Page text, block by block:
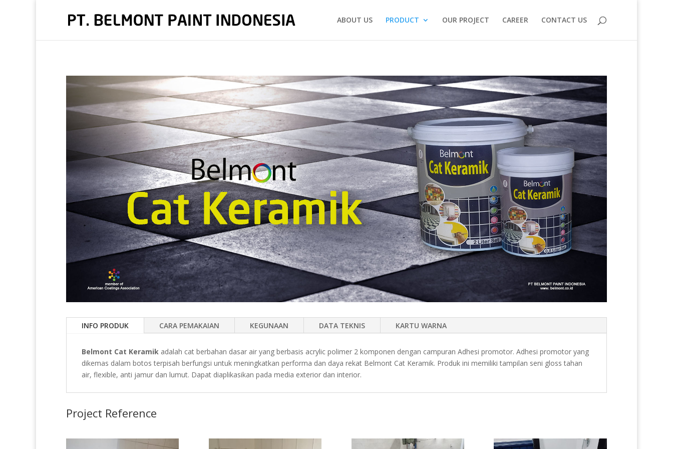
ABOUT US PRODUCT OUR PROJECT CAREER CONTACT US
INFO PRODUK CARA PEMAKAIAN KEGUNAAN DATA TEKNIS KARTU WARNA
Belmont Cat Keramik adalah cat berbahan dasar air yang berbasis acrylic polimer 2 komponen dengan campuran Adhesi promotor. Adhesi promotor yang
dikemas dalam botos terpisah berfungsi untuk meningkatkan performa dan daya rekat Belmont Cat Keramik. Produk ini memiliki tampilan seni gloss tahan
air, flexible, anti jamur dan lumut. Dapat diaplikasikan pada media exterior dan interior.
Project Reference